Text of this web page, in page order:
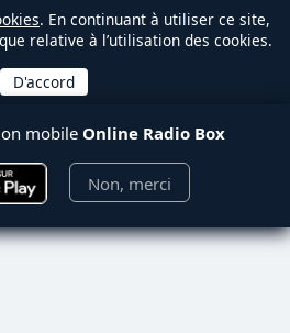
. En continuant à utiliser ce site,
relative à l’utilisation des cookies.
mobile Online Radio Box
Non, merci